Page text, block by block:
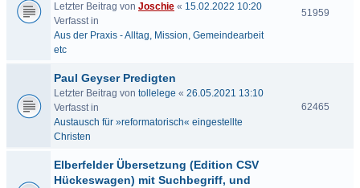
Letzter Beitrag von Joschie « 15.02.2022 10:20
Verfasst in
Aus der Praxis - Alltag, Mission, Gemeindearbeit
etc
51959
Paul Geyser Predigten
Letzter Beitrag von tollelege « 26.05.2021 13:10
Verfasst in
Austausch für »reformatorisch« eingestellte
Christen
62465
Elberfelder Übersetzung (Edition CSV
Hückeswagen) mit Suchbegriff, und